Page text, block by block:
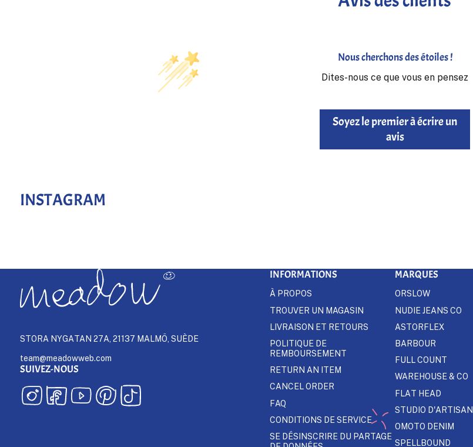
Nous cherchons des étoiles !
Dites-nous ce que vous en pensez
Soyez le premier à écrire un
avis
INSTAGRAM
STORA NYGATAN 27A, 21137 MALMÖ, SUÈDE
team@meadowweb.com
SUIVEZ-NOUS
INFORMATIONS
À PROPOS
TROUVER UN MAGASIN
LIVRAISON ET RETOURS
POLITIQUE DE
REMBOURSEMENT
RETURN AN ITEM
CANCEL ORDER
FAQ
CONDITIONS DE SERVICE
SE DÉSINSCRIRE DU PARTAGE
MARQUES
ORSLOW
NUDIE JEANS CO
ASTORFLEX
BARBOUR
FULL COUNT
WAREHOUSE & CO
FLAT HEAD
STUDIO D'ARTISAN
OMOTO DENIM
SPELLBOUND